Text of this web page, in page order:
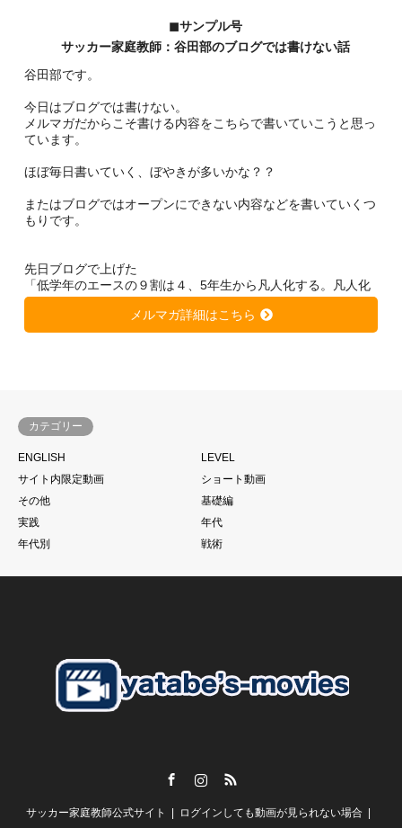
◼︎サンプル号
サッカー家庭教師：谷田部のブログでは書けない話
谷田部です。
今日はブログでは書けない。
メルマガだからこそ書ける内容をこちらで書いていこうと思っ
ています。
ほぼ毎日書いていく、ぼやきが多いかな？？
またはブログではオープンにできない内容などを書いていくつ
もりです。
先日ブログで上げた
「低学年のエースの９割は４、5年生から凡人化する。凡人化
しないために、、、」
https://soccer-kateikyousi.com/daihyoublog/archives/7684.htm
l
す。
当たり前と言われるかもしれません。
もちろん個の力
それでものめり込みすぎて、そこをおざなりにする
す。
私がずっと言い続けている
「親御さんの理解」
【スクールの必要性とは？】
谷田部としては
メルマガ詳細はこちら
カテゴリー
ENGLISH
LEVEL
サイト内限定動画
ショート動画
その他
基礎編
実践
年代
年代別
戦術
サッカー家庭教師公式サイト
ログインしても動画が見られない場合